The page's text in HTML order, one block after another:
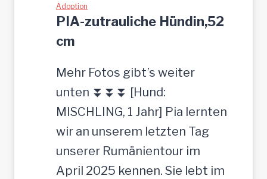
e
Adoption
PIA-zutrauliche Hündin,52
cm
Mehr Fotos gibt’s weiter
unten ⏬⏬⏬ [Hund:
MISCHLING, 1 Jahr] Pia lernten
wir an unserem letzten Tag
unserer Rumänientour im
April 2025 kennen. Sie lebt im